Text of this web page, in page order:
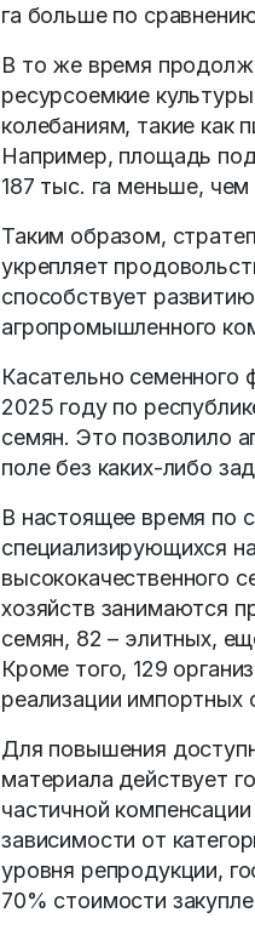
га больше по
В то же время
ресурсоемкие
колебаниям, такие как
Например, площадь
187 тыс. га меньше,
Таким образом,
укрепляет
способствует
агропромышленного
Касательно семенного
2025 году по
семян. Это позволило
поле без каких-либо
В настоящее время по
специализирующихся
высококачественного
хозяйств занимаются
семян, 82 – элитных,
Кроме того, 129
реализации импортных
Для повышения
материала действует
частичной
зависимости от
уровня репродукции,
70% стоимости